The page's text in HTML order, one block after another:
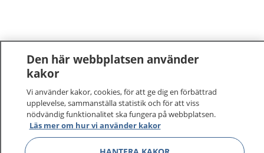
1177–tryggt om din hälsa och vård
På 1177.se får du råd om hälsa och information om
sjukdomar och vilka mottagningar du kan kontakta.
Den här webbplatsen använder
kakor
Vi använder kakor, cookies, för att ge dig en förbättrad
upplevelse, sammanställa statistik och för att viss
nödvändig funktionalitet ska fungera på webbplatsen.
Läs mer om hur vi använder kakor